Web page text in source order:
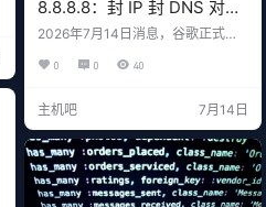
8.8.8.8：封 IP 封 DNS 对打
击盗版没用
2026年7月14日消息，谷歌正式向
拟推行的封杀 DNS 解析器和 IP 地
施"效果有限且会带来附带损害"。
谷歌旗下的 8.8.8.8）和 IP 地址来打
击盗版网站，但谷歌认为这条路走
不通。 一、谷歌的核心论点 措施谷
歌的反对理由封杀 DNS 解析器用户
0 0 40
主机吧 7月14日